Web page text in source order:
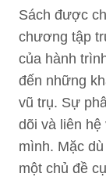
Sách được
chương tập
của hành
đến những
vũ trụ. Sự
dõi và liên
mình. Mặc
một chủ đề